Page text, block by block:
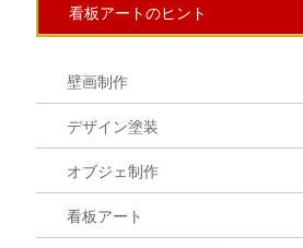
看板アートのヒント
壁画制作
デザイン塗装
オブジェ制作
看板アート